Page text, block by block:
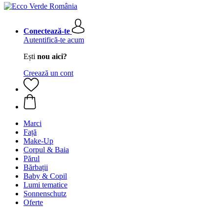
Conectează-te
Autentifică-te acum
Ești nou aici?
Creează un cont
Marci
Față
Make-Up
Corpul & Baia
Părul
Bărbații
Baby & Copil
Lumi tematice
Sonnenschutz
Oferte